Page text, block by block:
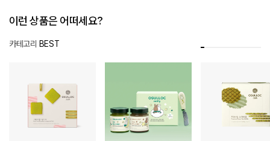
이런 상품은 어떠세요?
카테고리 BEST